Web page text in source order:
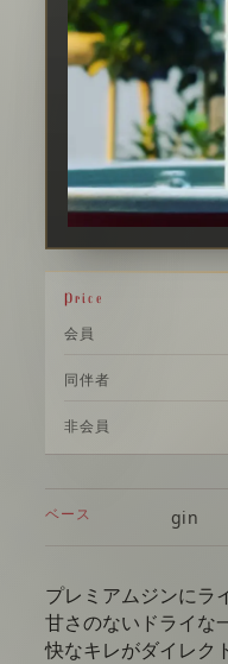
Price
会員
同伴者
非会員
ベース gin
プレミアムジンにラ
甘さのないドライな
快なキレがダイレク